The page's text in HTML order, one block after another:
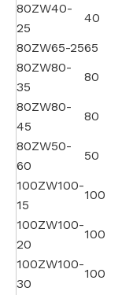
80ZW40-
25
40
80ZW65-2565
80ZW80-
35
80
80ZW80-
45
80
80ZW50-
60
50
100ZW100-
15
100
100ZW100-
20
100
100ZW100-
30
100